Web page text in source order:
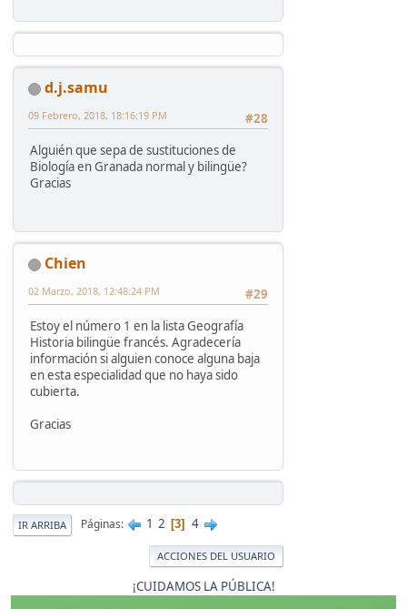
d.j.samu
#28
09 Febrero, 2018, 18:16:19 PM
Alguién que sepa de sustituciones de
Biología en Granada normal y bilingüe?
Gracias
Chien
#29
02 Marzo, 2018, 12:48:24 PM
Estoy el número 1 en la lista Geografía
Historia bilingüe francés. Agradecería
información si alguien conoce alguna baja
en esta especialidad que no haya sido
cubierta.
Gracias
IR ARRIBA Páginas 1 2 3 4
ACCIONES DEL USUARIO
¡CUIDAMOS LA PÚBLICA!